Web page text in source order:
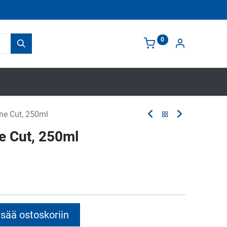
0
Cut, 250ml
Cut, 250ml
ostoskoriin